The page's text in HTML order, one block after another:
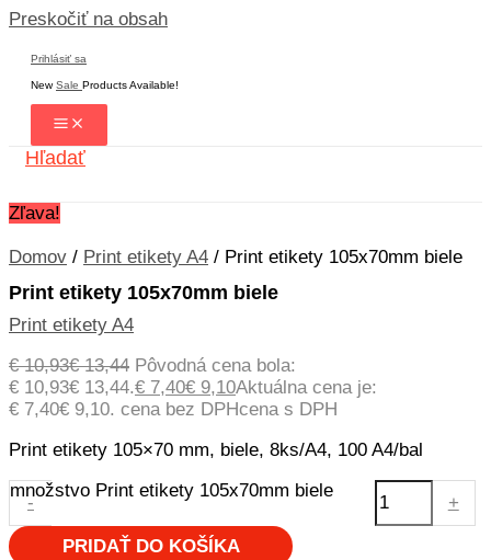
Preskočiť na obsah
Prihlásiť sa
NewSale Products Available!
Hľadať
Zľava!
Domov / Print etikety A4 / Print etikety 105x70mm biele
Print etikety 105x70mm biele
Print etikety A4
€10,93€13,44 Pôvodná cena bola:
€ 10,93€ 13,44.€ 7,40€ 9,10Aktuálna cena je:
€ 7,40€ 9,10. cena bez DPHcena s DPH
Print etikety 105×70 mm, biele, 8ks/A4, 100 A4/bal
-
množstvo Print etikety 105x70mm biele
+
PRIDAŤ DO KOŠÍKA